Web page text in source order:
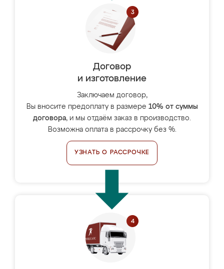
Договор
и изготовление
Заключаем договор,
Вы вносите предоплату в размере 10% от суммы
договора, и мы отдаём заказ в производство.
Возможна оплата в рассрочку без %.
УЗНАТЬ О РАССРОЧКЕ